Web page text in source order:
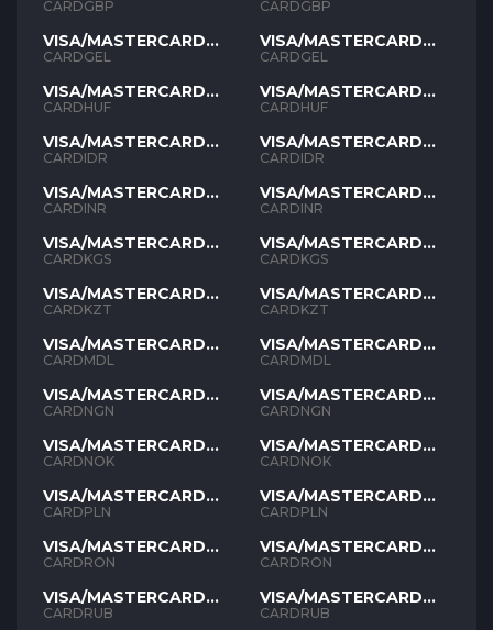
GBP
CARDGBP
VISA/MASTERCARD
GEL
CARDGEL
VISA/MASTERCARD
HUF
CARDHUF
VISA/MASTERCARD
IDR
CARDIDR
VISA/MASTERCARD
INR
CARDINR
VISA/MASTERCARD
KGS
CARDKGS
VISA/MASTERCARD
KZT
CARDKZT
VISA/MASTERCARD
MDL
CARDMDL
VISA/MASTERCARD
NGN
CARDNGN
VISA/MASTERCARD
NOK
CARDNOK
VISA/MASTERCARD
PLN
CARDPLN
VISA/MASTERCARD
RON
CARDRON
VISA/MASTERCARD
RUB
CARDRUB
GBP
CARDGBP
VISA/MASTERCARD
GEL
CARDGEL
VISA/MASTERCARD
HUF
CARDHUF
VISA/MASTERCARD
IDR
CARDIDR
VISA/MASTERCARD
INR
CARDINR
VISA/MASTERCARD
KGS
CARDKGS
VISA/MASTERCARD
KZT
CARDKZT
VISA/MASTERCARD
MDL
CARDMDL
VISA/MASTERCARD
NGN
CARDNGN
VISA/MASTERCARD
NOK
CARDNOK
VISA/MASTERCARD
PLN
CARDPLN
VISA/MASTERCARD
RON
CARDRON
VISA/MASTERCARD
RUB
CARDRUB